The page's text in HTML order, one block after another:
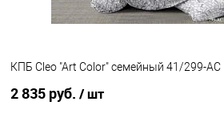
КПБ Cleo "Art Color" семейный 41/299-AC
2 835 руб. / шт